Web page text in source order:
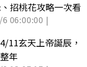
招桃花攻略一次看
06:00:00 |
11玄天上帝誕辰，
年